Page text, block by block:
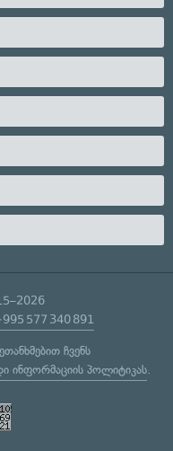
577 340 891
ჩვენს
ინფორმაციის პოლიტიკას.